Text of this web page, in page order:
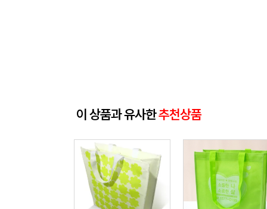
이 상품과 유사한추천상품